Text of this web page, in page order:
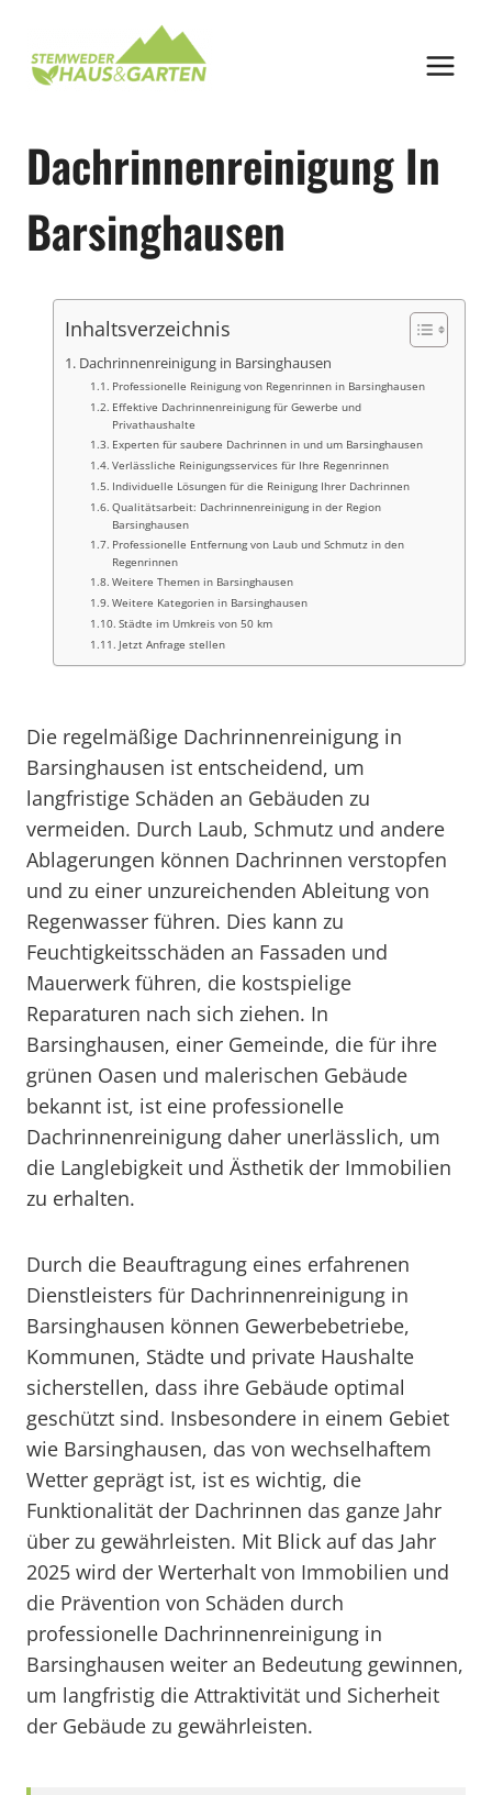
springen
Dachrinnenreinigung In
Barsinghausen
Inhaltsverzeichnis
Dachrinnenreinigung in Barsinghausen
Professionelle Reinigung von Regenrinnen in Barsinghausen
Effektive Dachrinnenreinigung für Gewerbe und
Privathaushalte
Experten für saubere Dachrinnen in und um Barsinghausen
Verlässliche Reinigungsservices für Ihre Regenrinnen
Individuelle Lösungen für die Reinigung Ihrer Dachrinnen
Qualitätsarbeit: Dachrinnenreinigung in der Region
Barsinghausen
Professionelle Entfernung von Laub und Schmutz in den
Regenrinnen
Weitere Themen in Barsinghausen
Weitere Kategorien in Barsinghausen
Städte im Umkreis von 50 km
Jetzt Anfrage stellen
Die regelmäßige Dachrinnenreinigung in
Barsinghausen ist entscheidend, um
langfristige Schäden an Gebäuden zu
vermeiden. Durch Laub, Schmutz und andere
Ablagerungen können Dachrinnen verstopfen
und zu einer unzureichenden Ableitung von
Regenwasser führen. Dies kann zu
Feuchtigkeitsschäden an Fassaden und
Mauerwerk führen, die kostspielige
Reparaturen nach sich ziehen. In
Barsinghausen, einer Gemeinde, die für ihre
grünen Oasen und malerischen Gebäude
bekannt ist, ist eine professionelle
Dachrinnenreinigung daher unerlässlich, um
die Langlebigkeit und Ästhetik der Immobilien
zu erhalten.
Durch die Beauftragung eines erfahrenen
Dienstleisters für Dachrinnenreinigung in
Barsinghausen können Gewerbebetriebe,
Kommunen, Städte und private Haushalte
sicherstellen, dass ihre Gebäude optimal
geschützt sind. Insbesondere in einem Gebiet
wie Barsinghausen, das von wechselhaftem
Wetter geprägt ist, ist es wichtig, die
Funktionalität der Dachrinnen das ganze Jahr
über zu gewährleisten. Mit Blick auf das Jahr
2025 wird der Werterhalt von Immobilien und
die Prävention von Schäden durch
professionelle Dachrinnenreinigung in
Barsinghausen weiter an Bedeutung gewinnen,
um langfristig die Attraktivität und Sicherheit
der Gebäude zu gewährleisten.